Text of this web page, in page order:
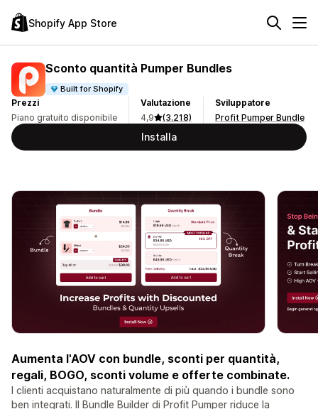
Shopify App Store
Sconto quantità Pumper Bundles
Built for Shopify
Prezzi
Piano gratuito disponibile
Valutazione
4,9
(3.218)
Sviluppatore
Profit Pumper Bundle
Installa
Aumenta l'AOV con bundle, sconti per quantità,
regali, BOGO, sconti volume e offerte combinate.
I clienti acquistano naturalmente di più quando i bundle sono
ben integrati. Il Bundle Builder di Profit Pumper riduce la